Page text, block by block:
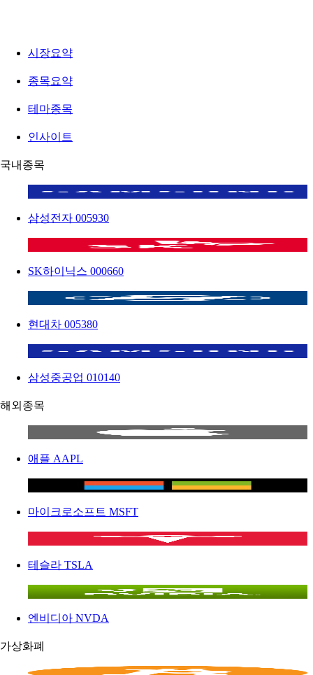
시장요약
종목요약
테마종목
인사이트
국내종목
삼성전자 005930
SK하이닉스 000660
현대차 005380
삼성중공업 010140
해외종목
애플 AAPL
마이크로소프트 MSFT
테슬라 TSLA
엔비디아 NVDA
가상화폐